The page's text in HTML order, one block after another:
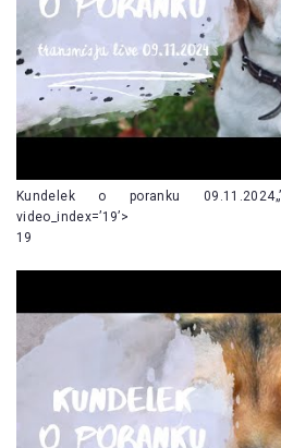
Kundelek o poranku
video_index=’19’>
19